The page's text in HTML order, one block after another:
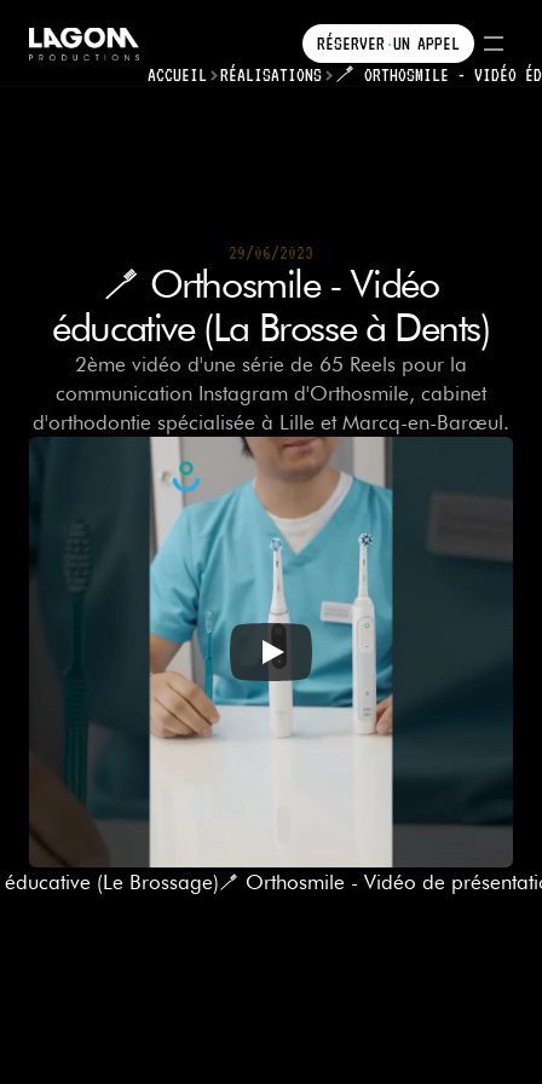
RÉSERVER UN APPEL
RÉSERVER UN APPEL
ACCUEIL
RÉALISATIONS
•
🪥 ORTHOSMILE - VIDÉO
29/06/2023
29/06/2023
🪥 Orthosmile - Vidéo
éducative (La Brosse à Dents)
2ème vidéo d'une série de 65 Reels pour la
communication Instagram d'Orthosmile, cabinet
d'orthodontie spécialisée à Lille et Marcq-en-Barœul.
(Le Brossage)🪥 Orthosmile - Vidéo de